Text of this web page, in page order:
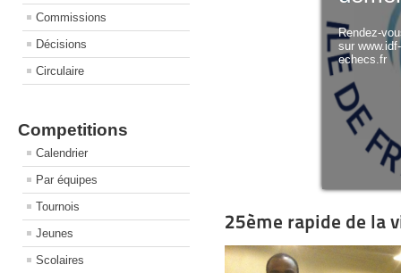
Commissions
Décisions
Circulaire
Competitions
Calendrier
Par équipes
Tournois
Jeunes
Scolaires
Rendez-
sur
echecs.fr
25ème rapide de la